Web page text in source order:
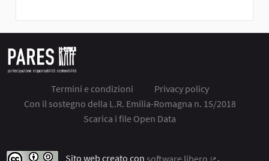
Termini e condizioni
Privacy policy
Con il sostegno della L.R. Emilia-Romagna n. 15/2018
Scarica i file Open Data
Sito web creato con software libero .